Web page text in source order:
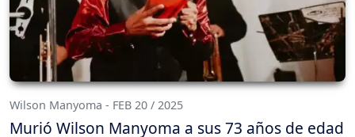
Wilson Manyoma - FEB 20 / 2025
Murió Wilson Manyoma a sus 73 años de edad